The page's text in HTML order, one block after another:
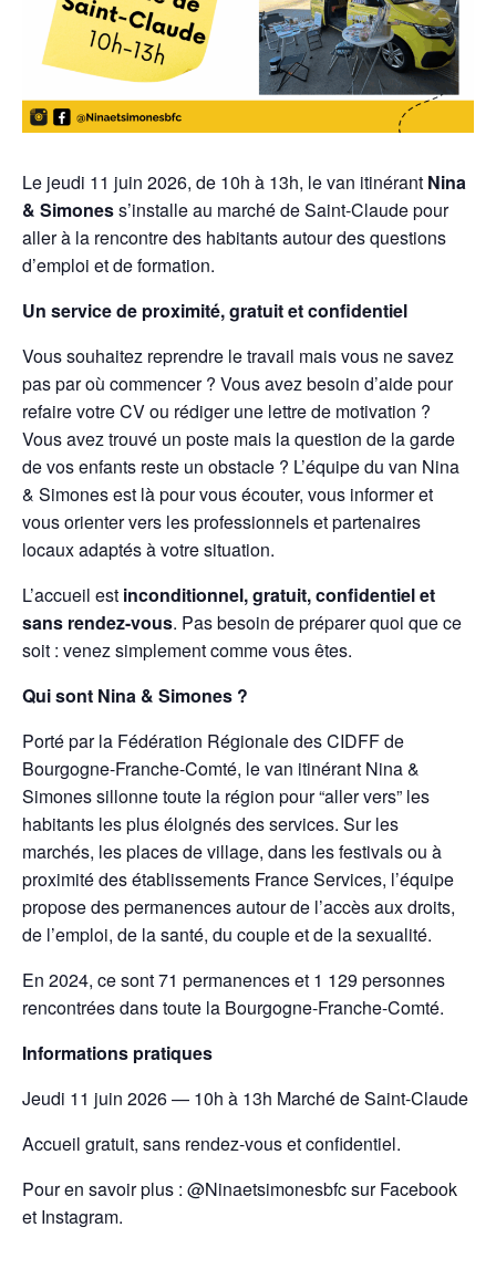
Le jeudi 11 juin 2026, de 10h à 13h, le van itinérant Nina
& Simoness’installe au marché de Saint-Claude pour
aller à la rencontre des habitants autour des questions
d’emploi et de formation.
Un service de proximité, gratuit et confidentiel
Vous souhaitez reprendre le travail mais vous ne savez
pas par où commencer ? Vous avez besoin d’aide pour
refaire votre CV ou rédiger une lettre de motivation ?
Vous avez trouvé un poste mais la question de la garde
de vos enfants reste un obstacle ? L’équipe du van Nina
& Simones est là pour vous écouter, vous informer et
vous orienter vers les professionnels et partenaires
locaux adaptés à votre situation.
L’accueil est inconditionnel, gratuit, confidentiel et
sans rendez-vous. Pas besoin de préparer quoi que ce
soit : venez simplement comme vous êtes.
Qui sont Nina & Simones ?
Porté par la Fédération Régionale des CIDFF de
Bourgogne-Franche-Comté, le van itinérant Nina &
Simones sillonne toute la région pour “aller vers” les
habitants les plus éloignés des services. Sur les
marchés, les places de village, dans les festivals ou à
proximité des établissements France Services, l’équipe
propose des permanences autour de l’accès aux droits,
de l’emploi, de la santé, du couple et de la sexualité.
En 2024, ce sont 71 permanences et 1 129 personnes
rencontrées dans toute la Bourgogne-Franche-Comté.
Informations pratiques
Jeudi 11 juin 2026 — 10h à 13h Marché de Saint-Claude
Accueil gratuit, sans rendez-vous et confidentiel.
Pour en savoir plus : @Ninaetsimonesbfc sur Facebook
et Instagram.